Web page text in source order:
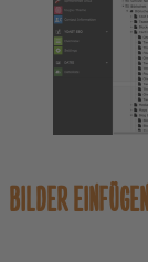
BILDER EINFÜGEN